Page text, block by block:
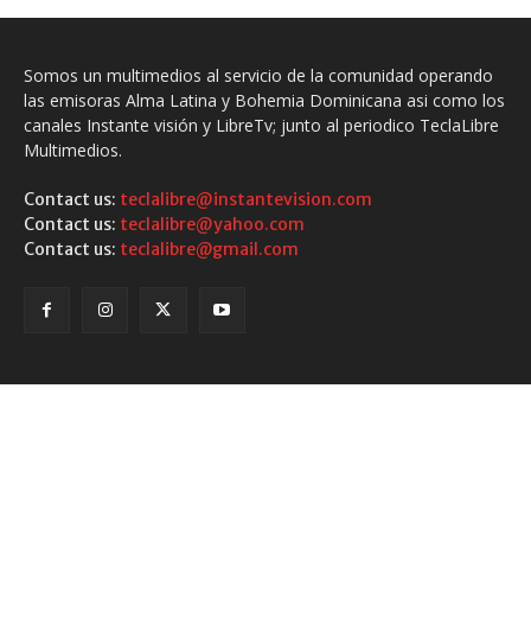
Somos un multimedios al servicio de la comunidad operando
las emisoras Alma Latina y Bohemia Dominicana asi como los
canales Instante visión y LibreTv; junto al periodico TeclaLibre
Multimedios.
Contact us: teclalibre@instantevision.com
Contact us: teclalibre@yahoo.com
Contact us: teclalibre@gmail.com